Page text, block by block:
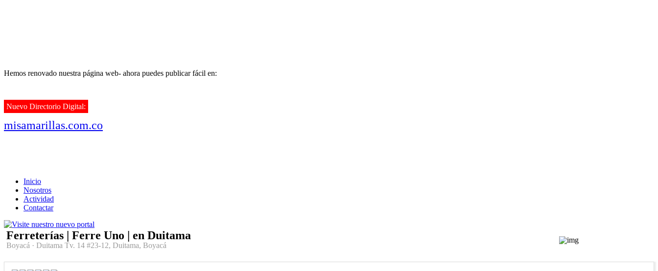
Hemos renovado nuestra página web- ahora puedes publicar fácil en:
Nuevo Directorio Digital:
misamarillas.com.co
Inicio
Nosotros
Actividad
Contactar
Ferreterías | Ferre Uno | en Duitama
Boyacá · Duitama Tv. 14 #23-12, Duitama, Boyacá